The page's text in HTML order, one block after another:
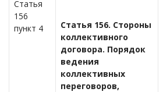
Статья
156
пункт 4
Статья 156. Стороны
коллективного
договора. Порядок
ведения
коллективных
переговоров,